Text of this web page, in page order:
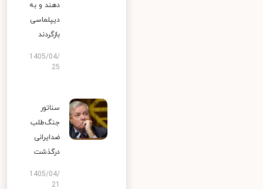
دهند و به
دیپلماسی
بازگردند
1405/04/
25
سناتور
جنگ‌طلب
ضدایرانی
درگذشت
1405/04/